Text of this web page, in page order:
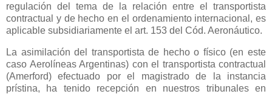
regulación del tema de la relación entre el transportista
contractual y de hecho en el ordenamiento internacional, es
aplicable subsidiariamente el art. 153 del Cód. Aeronáutico.
La asimilación del transportista de hecho o físico (en este
caso Aerolíneas Argentinas) con el transportista contractual
(Amerford) efectuado por el magistrado de la instancia
prístina, ha tenido recepción en nuestros tribunales en